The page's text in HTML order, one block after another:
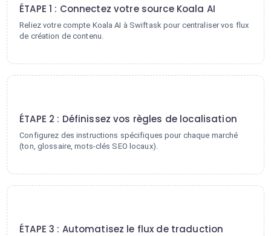
ÉTAPE 1 : Connectez votre source Koala AI
Reliez votre compte Koala AI à Swiftask pour centraliser vos flux
de création de contenu.
ÉTAPE 2 : Définissez vos règles de localisation
Configurez des instructions spécifiques pour chaque marché
(ton, glossaire, mots-clés SEO locaux).
ÉTAPE 3 : Automatisez le flux de traduction